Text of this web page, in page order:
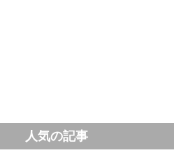
人気の記事